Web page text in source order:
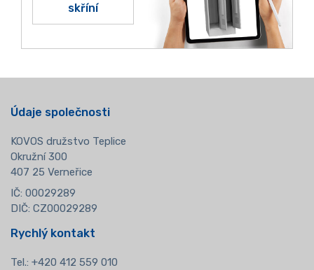
skříní
Údaje společnosti
KOVOS družstvo Teplice
Okružní 300
407 25 Verneřice
IČ: 00029289
DIČ: CZ00029289
Rychlý kontakt
Tel.: +420 412 559 010